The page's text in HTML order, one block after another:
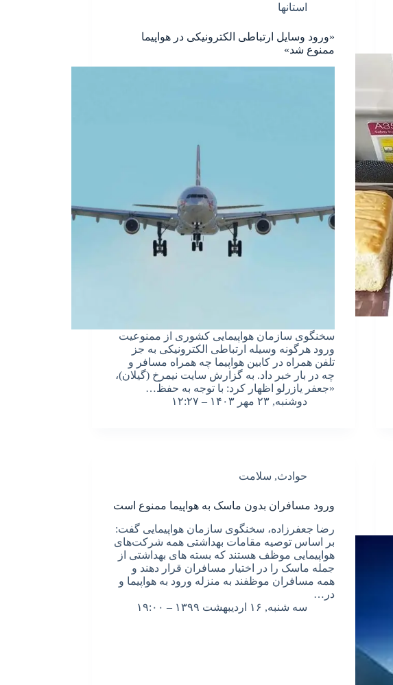
استانها
«ورود وسایل ارتباطی الکترونیکی در هواپیما
ممنوع شد»
سخنگوی سازمان هواپیمایی کشوری از ممنوعیت
ورود هرگونه وسیله ارتباطی الکترونیکی به‌ جز
تلفن همراه در کابین هواپیما چه همراه مسافر و
چه در بار خبر داد. به گزارش سایت نیمرخ (گیلان)،
«جعفر یازرلو اظهار کرد: با توجه به حفظ…
دوشنبه, ۲۳ مهر ۱۴۰۳ – ۱۲:۲۷
حوادث, سلامت
ورود مسافران بدون ماسک به هواپیما ممنوع است
رضا جعفرزاده، سخنگوی سازمان هواپیمایی گفت:
بر اساس توصیه مقامات بهداشتی همه شرکت‌های
هواپیمایی موظف هستند که بسته های بهداشتی از
جمله ماسک را در اختیار مسافران قرار دهند و
همه مسافران موظفند به منزله ورود به هواپیما و
در…
سه شنبه, ۱۶ اردیبهشت ۱۳۹۹ – ۱۹:۰۰